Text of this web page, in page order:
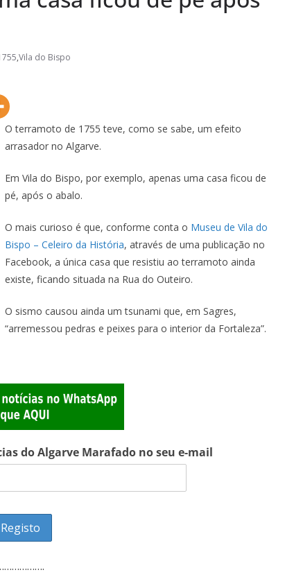
,Vila do Bispo
O terramoto de 1755 teve, como se sabe, um efeito
arrasador no Algarve.
Em Vila do Bispo, por exemplo, apenas uma casa ficou de
pé, após o abalo.
O mais curioso é que, conforme conta o Museu de Vila do
Bispo – Celeiro da História, através de uma publicação no
Facebook, a única casa que resistiu ao terramoto ainda
existe, ficando situada na Rua do Outeiro.
O sismo causou ainda um tsunami que, em Sagres,
“arremessou pedras e peixes para o interior da Fortaleza”.
do Algarve Marafado no seu e-mail
Lagos – A quem pertence a parte superior da
sacristia da Igreja de Santa Maria?!…